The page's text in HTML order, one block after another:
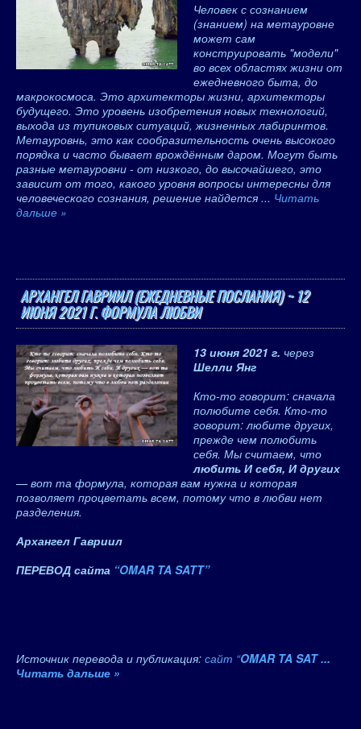
Человек с сознанием
(знанием) на метауровне
может сам
конструировать "модели"
во всех областях жизни от
ежедневного быта, до
макрокосмоса. Это архитекторы жизни, архитекторы
будущего. Это уровень изобретения новых технологий,
выхода из тупиковых ситуаций, жизненных лабиринтов.
Метауровнь, это как сообразительность очень высокого
порядка и часто бывает врождённым даром. Могут быть
разные метауровни - от низкого, до высочайшего, это
зависит от того, какого уровня вопросы интересны для
человеческого сознания, решение найдется ... Читать
дальше »
АРХАНГЕЛ ГАВРИИЛ (ЕЖЕДНЕВНЫЕ ПОСЛАНИЯ) ~ 12
ИЮНЯ 2021 Г. ФОРМУЛА ЛЮБВИ
13 июня 2021 г. через
Шелли Янг
Кто-то говорит: сначала
полюбите себя. Кто-то
говорит: любите других,
прежде чем полюбить
себя. Мы считаем, что
любить И себя, И других
— вот та формула, которая вам нужна и которая
позволяет процветать всем, потому что в любви нет
разделения.
Архангел Гавриил
ПЕРЕВОД сайта “OMAR TA SATT”
Источник перевода и публикация: сайт “OMAR TA SAT...
Читать дальше »